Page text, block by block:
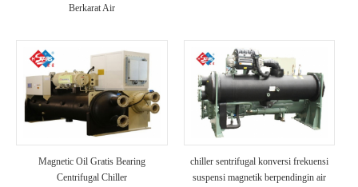
Berkarat Air
Magnetic Oil Gratis Bearing
Centrifugal Chiller
chiller sentrifugal konversi frekuensi
suspensi magnetik berpendingin air